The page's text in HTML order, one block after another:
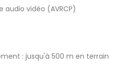
vidéo (AVRCP)
: jusqu'à 500 m en terrain